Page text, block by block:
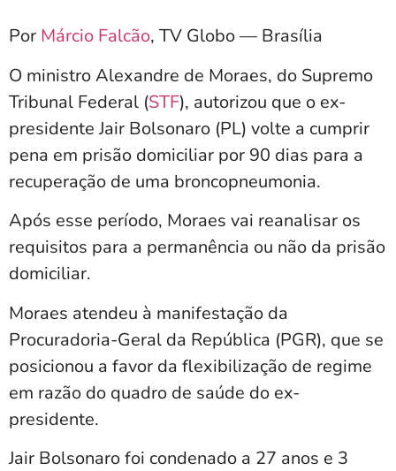
Por Márcio Falcão, TV Globo — Brasília
O ministro Alexandre de Moraes, do Supremo
Tribunal Federal (STF), autorizou que o ex-
presidente Jair Bolsonaro (PL) volte a cumprir
pena em prisão domiciliar por 90 dias para a
recuperação de uma broncopneumonia.
Após esse período, Moraes vai reanalisar os
requisitos para a permanência ou não da prisão
domiciliar.
Moraes atendeu à manifestação da
Procuradoria-Geral da República (PGR), que se
posicionou a favor da flexibilização de regime
em razão do quadro de saúde do ex-
presidente.
Jair Bolsonaro foi condenado a 27 anos e 3